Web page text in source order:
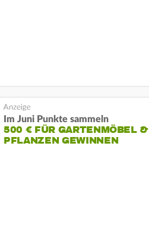
Im Juni Punkte sammeln
500 € FÜR GARTENMÖBEL &
PFLANZEN GEWINNEN